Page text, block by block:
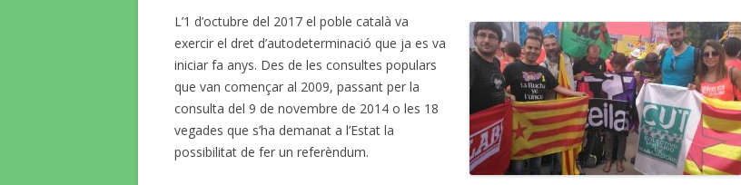
L’1 d’octubre del 2017 el poble català va
exercir el dret d’autodeterminació que ja es va
iniciar fa anys. Des de les consultes populars
que van començar al 2009, passant per la
consulta del 9 de novembre de 2014 o les 18
vegades que s’ha demanat a l’Estat la
possibilitat de fer un referèndum.